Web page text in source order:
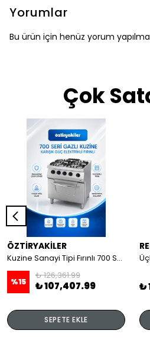
Yorumlar
Bu ürün için henüz yorum
Çok
ÖZTİRYAKİLER
Kuzine Sanayi Tipi Fırınlı 700 Seri Gazlı 4 Açık Ateş 80x70x85 (Lp)-2X6Kw+2X7,5Kw+6Kw Elektrikli Fırın
%15
₺ 126,361.99
₺ 107,407.99
SEPETE EKLE
₺